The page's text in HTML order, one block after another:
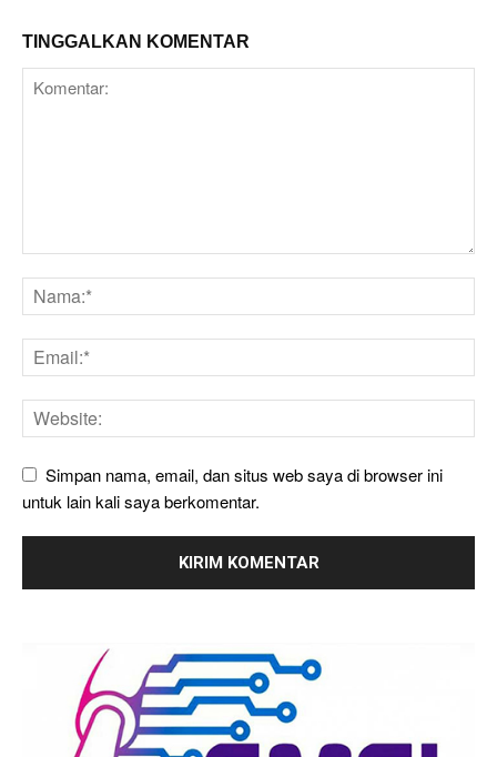
TINGGALKAN KOMENTAR
Simpan nama, email, dan situs web saya di browser ini
untuk lain kali saya berkomentar.